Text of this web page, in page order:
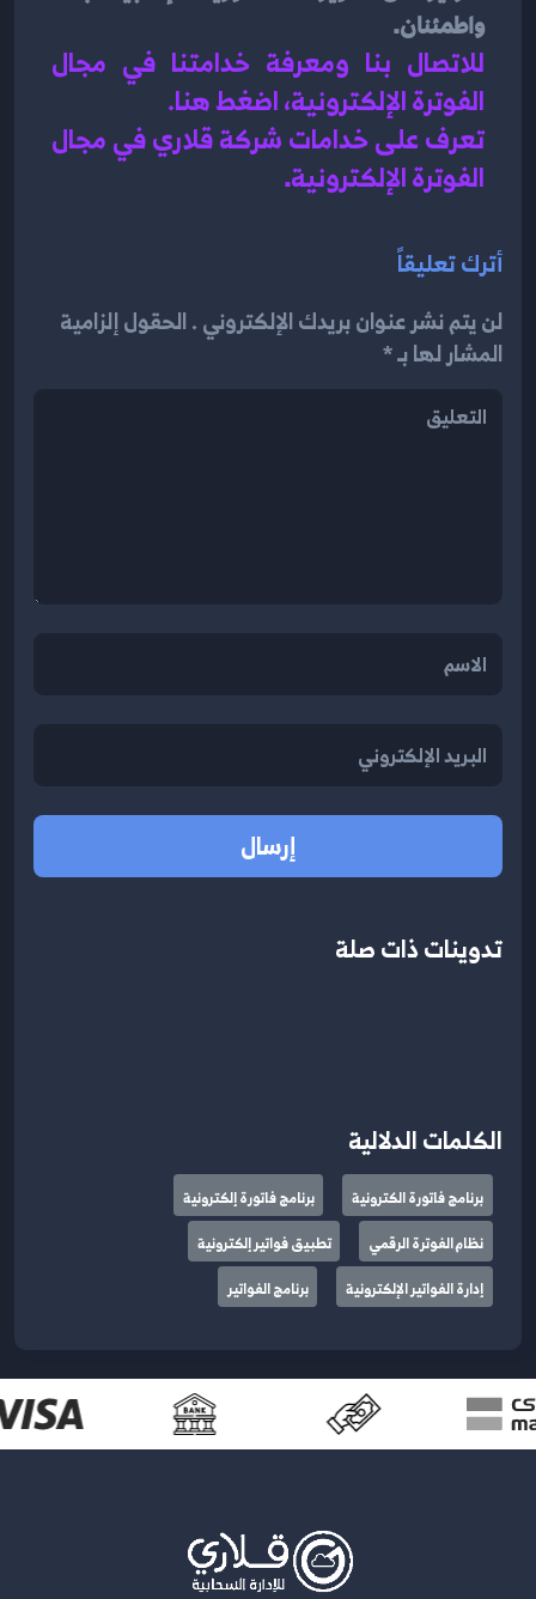
واطمئنان.
الفوترة الإلكترونية، اضغط هنا.
الفوترة الإلكترونية.
أترك تعليقاً
لن يتم نشر عنوان بريدك الإلكتروني . الحقول إلزامية
المشار لها بـ *
إرسال
تدوينات ذات صلة
الكلمات الدلالية
برنامج فاتورة الكترونية
برنامج فاتورة إلكترونية
نظام الفوترة الرقمي
تطبيق فواتير إلكترونية
إدارة الفواتير الإلكترونية
برنامج الفواتير